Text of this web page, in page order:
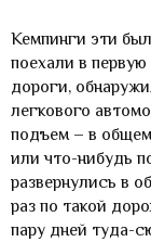
Кемпинги эти
поехали в
дороги,
легкового
подъем – в
или что-нибудь
развернулись в
раз по такой
пару дней туда-